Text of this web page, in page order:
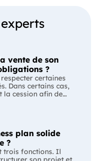
vente de son
?
certaines
Dans certains cas,
cession afin de
présenter une offre
Cette obligation
ou la cession
plan solide
?
trois fonctions. Il